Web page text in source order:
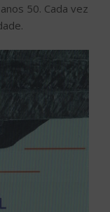
50. Cada vez